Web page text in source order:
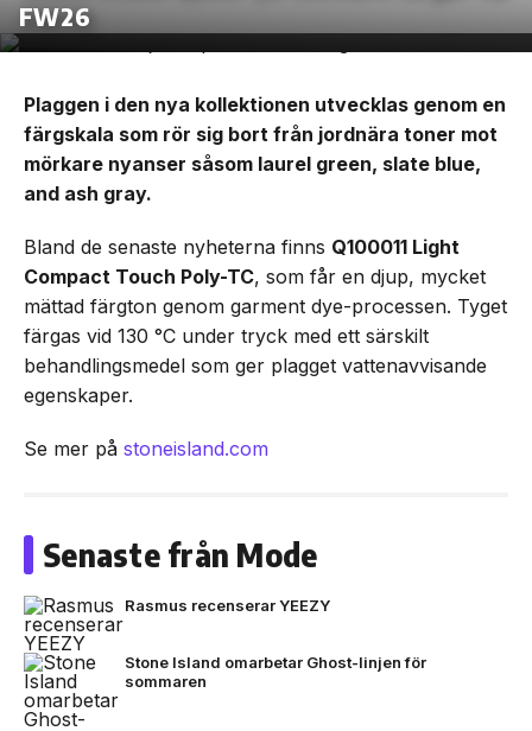
FW26
Plaggen i den nya kollektionen utvecklas genom en
färgskala som rör sig bort från jordnära toner mot
mörkare nyanser såsom laurel green, slate blue,
and ash gray.
Bland de senaste nyheterna finns Q100011 Light
Compact Touch Poly-TC, som får en djup, mycket
mättad färgton genom garment dye-processen. Tyget
färgas vid 130 °C under tryck med ett särskilt
behandlingsmedel som ger plagget vattenavvisande
egenskaper.
Se mer på stoneisland.com
Senaste från Mode
Rasmus recenserar YEEZY
Stone Island omarbetar Ghost-linjen för
sommaren